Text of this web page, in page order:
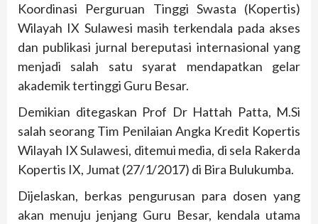
Koordinasi Perguruan Tinggi Swasta (Kopertis)
Wilayah IX Sulawesi masih terkendala pada akses
dan publikasi jurnal bereputasi internasional yang
menjadi salah satu syarat mendapatkan gelar
akademik tertinggi Guru Besar.
Demikian ditegaskan Prof Dr Hattah Patta, M.Si
salah seorang Tim Penilaian Angka Kredit Kopertis
Wilayah IX Sulawesi, ditemui media, di sela Rakerda
Kopertis IX, Jumat (27/1/2017) di Bira Bulukumba.
Dijelaskan, berkas pengurusan para dosen yang
akan menuju jenjang Guru Besar, kendala utama